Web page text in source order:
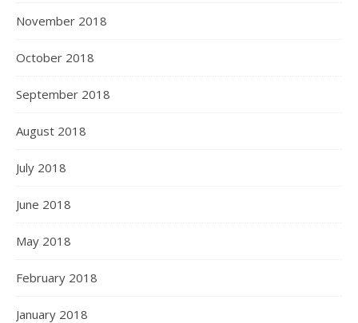
November 2018
October 2018
September 2018
August 2018
July 2018
June 2018
May 2018
February 2018
January 2018